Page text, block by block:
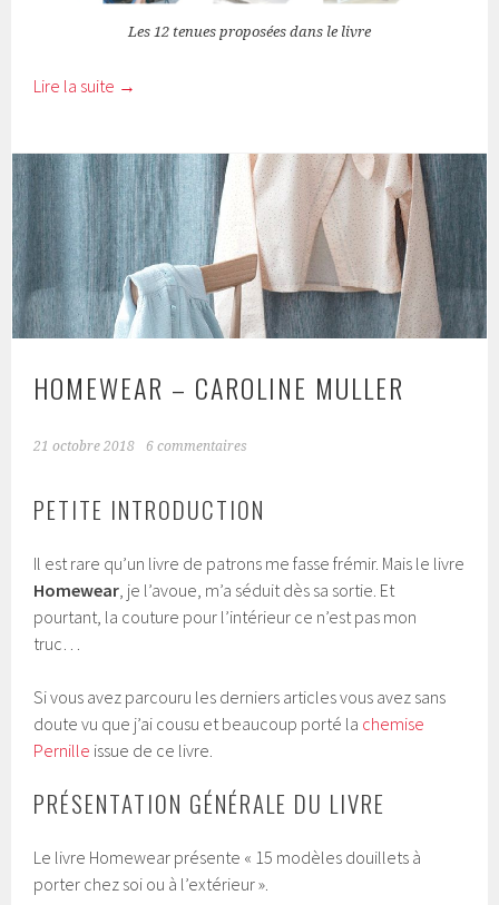
Les 12 tenues proposées dans le livre
Lire la suite →
HOMEWEAR – CAROLINE MULLER
21 octobre 2018 6 commentaires
PETITE INTRODUCTION
Il est rare qu’un livre de patrons me fasse frémir. Mais le livre
Homewear, je l’avoue, m’a séduit dès sa sortie. Et
pourtant, la couture pour l’intérieur ce n’est pas mon
truc…
Si vous avez parcouru les derniers articles vous avez sans
doute vu que j’ai cousu et beaucoup porté la chemise
Pernille issue de ce livre.
PRÉSENTATION GÉNÉRALE DU LIVRE
Le livre Homewear présente « 15 modèles douillets à
porter chez soi ou à l’extérieur ».